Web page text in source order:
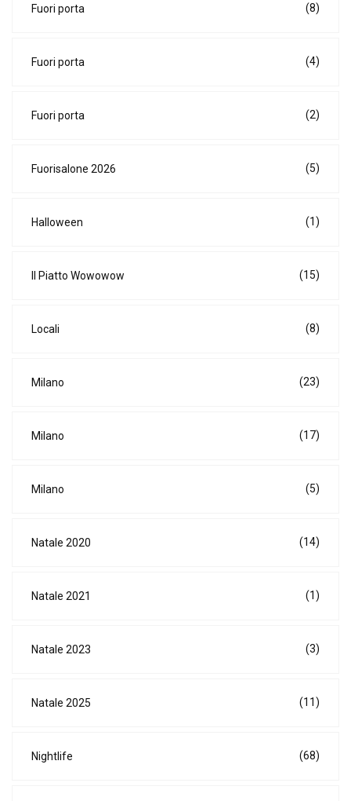
Fuori porta (8)
Fuori porta (4)
Fuori porta (2)
Fuorisalone 2026 (5)
Halloween (1)
Il Piatto Wowowow (15)
Locali (8)
Milano (23)
Milano (17)
Milano (5)
Natale 2020 (14)
Natale 2021 (1)
Natale 2023 (3)
Natale 2025 (11)
Nightlife (68)